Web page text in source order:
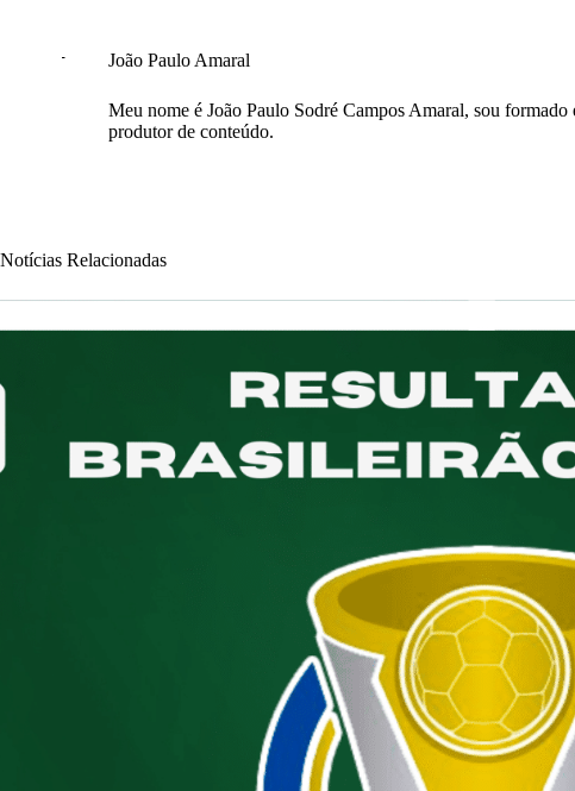
João Paulo Amaral
Meu nome é João Paulo Sodré Campos Amaral, sou
produtor de conteúdo.
Notícias Relacionadas